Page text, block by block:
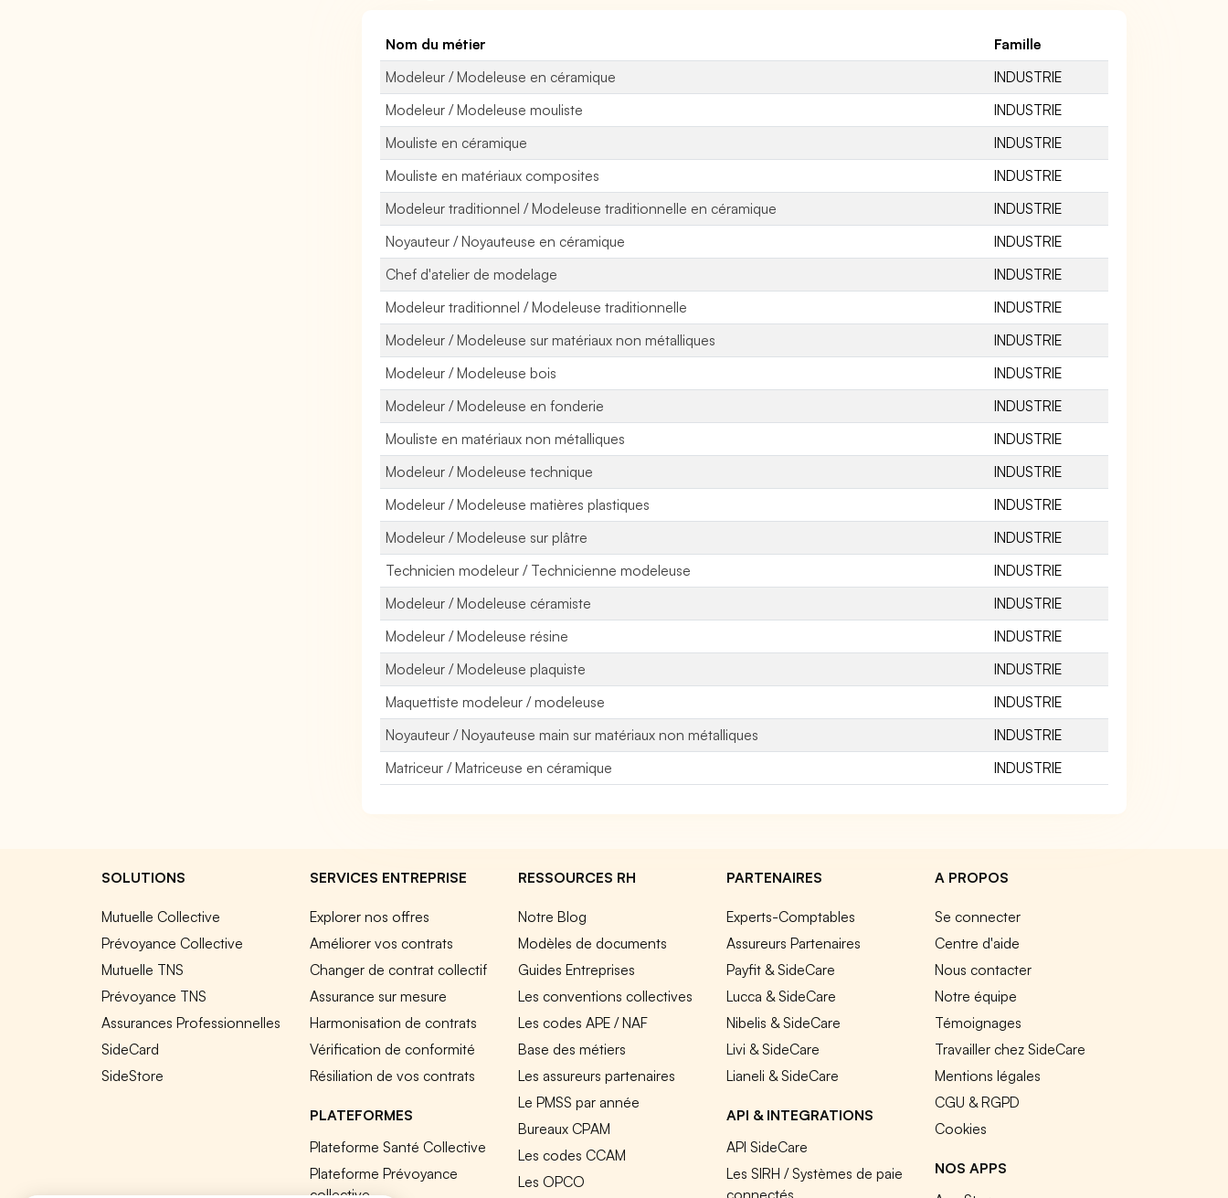
Nom du métier
Famille
Modeleur / Modeleuse en céramique
INDUSTRIE
Modeleur / Modeleuse mouliste
INDUSTRIE
Mouliste en céramique
INDUSTRIE
Mouliste en matériaux composites
INDUSTRIE
Modeleur traditionnel / Modeleuse traditionnelle en céramique
INDUSTRIE
Noyauteur / Noyauteuse en céramique
INDUSTRIE
Chef d'atelier de modelage
INDUSTRIE
Modeleur traditionnel / Modeleuse traditionnelle
INDUSTRIE
Modeleur / Modeleuse sur matériaux non métalliques
INDUSTRIE
Modeleur / Modeleuse bois
INDUSTRIE
Modeleur / Modeleuse en fonderie
INDUSTRIE
Mouliste en matériaux non métalliques
INDUSTRIE
Modeleur / Modeleuse technique
INDUSTRIE
Modeleur / Modeleuse matières plastiques
INDUSTRIE
Modeleur / Modeleuse sur plâtre
INDUSTRIE
Technicien modeleur / Technicienne modeleuse
INDUSTRIE
Modeleur / Modeleuse céramiste
INDUSTRIE
Modeleur / Modeleuse résine
INDUSTRIE
Modeleur / Modeleuse plaquiste
INDUSTRIE
Maquettiste modeleur / modeleuse
INDUSTRIE
Noyauteur / Noyauteuse main sur matériaux non métalliques
INDUSTRIE
Matriceur / Matriceuse en céramique
INDUSTRIE
SOLUTIONS
Mutuelle Collective
Prévoyance Collective
Mutuelle TNS
Prévoyance TNS
Assurances Professionnelles
SideCard
SideStore
SERVICES ENTREPRISE
Explorer nos offres
Améliorer vos contrats
Changer de contrat collectif
Assurance sur mesure
Harmonisation de contrats
Vérification de conformité
Résiliation de vos contrats
PLATEFORMES
Plateforme Santé Collective
Plateforme Prévoyance
collective
RESSOURCES RH
Notre Blog
Modèles de documents
Guides Entreprises
Les conventions collectives
Les codes APE / NAF
Base des métiers
Les assureurs partenaires
Le PMSS par année
Bureaux CPAM
Les codes CCAM
Les OPCO
PARTENAIRES
Experts-Comptables
Assureurs Partenaires
Payfit & SideCare
Lucca & SideCare
Nibelis & SideCare
Livi & SideCare
Lianeli & SideCare
API & INTEGRATIONS
API SideCare
Les SIRH / Systèmes de paie
connectés
A PROPOS
Se connecter
Centre d'aide
Nous contacter
Notre équipe
Témoignages
Travailler chez SideCare
Mentions légales
CGU & RGPD
Cookies
NOS APPS